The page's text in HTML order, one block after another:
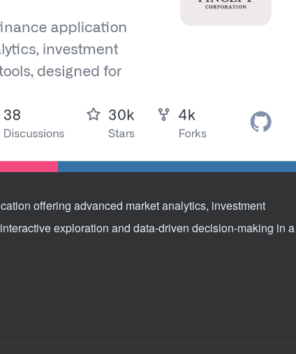
offering advanced market analytics, investment
exploration and data-driven decision-making in a